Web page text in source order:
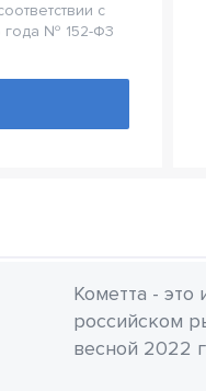
с
года № 152-Ф3
Кометта - это
российском
весной 2022